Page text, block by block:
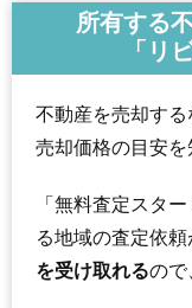
所有する
「リ
不動産を売却す
売却価格の目安を
「無料査定スタ
る地域の査定依頼
を受け取れるので